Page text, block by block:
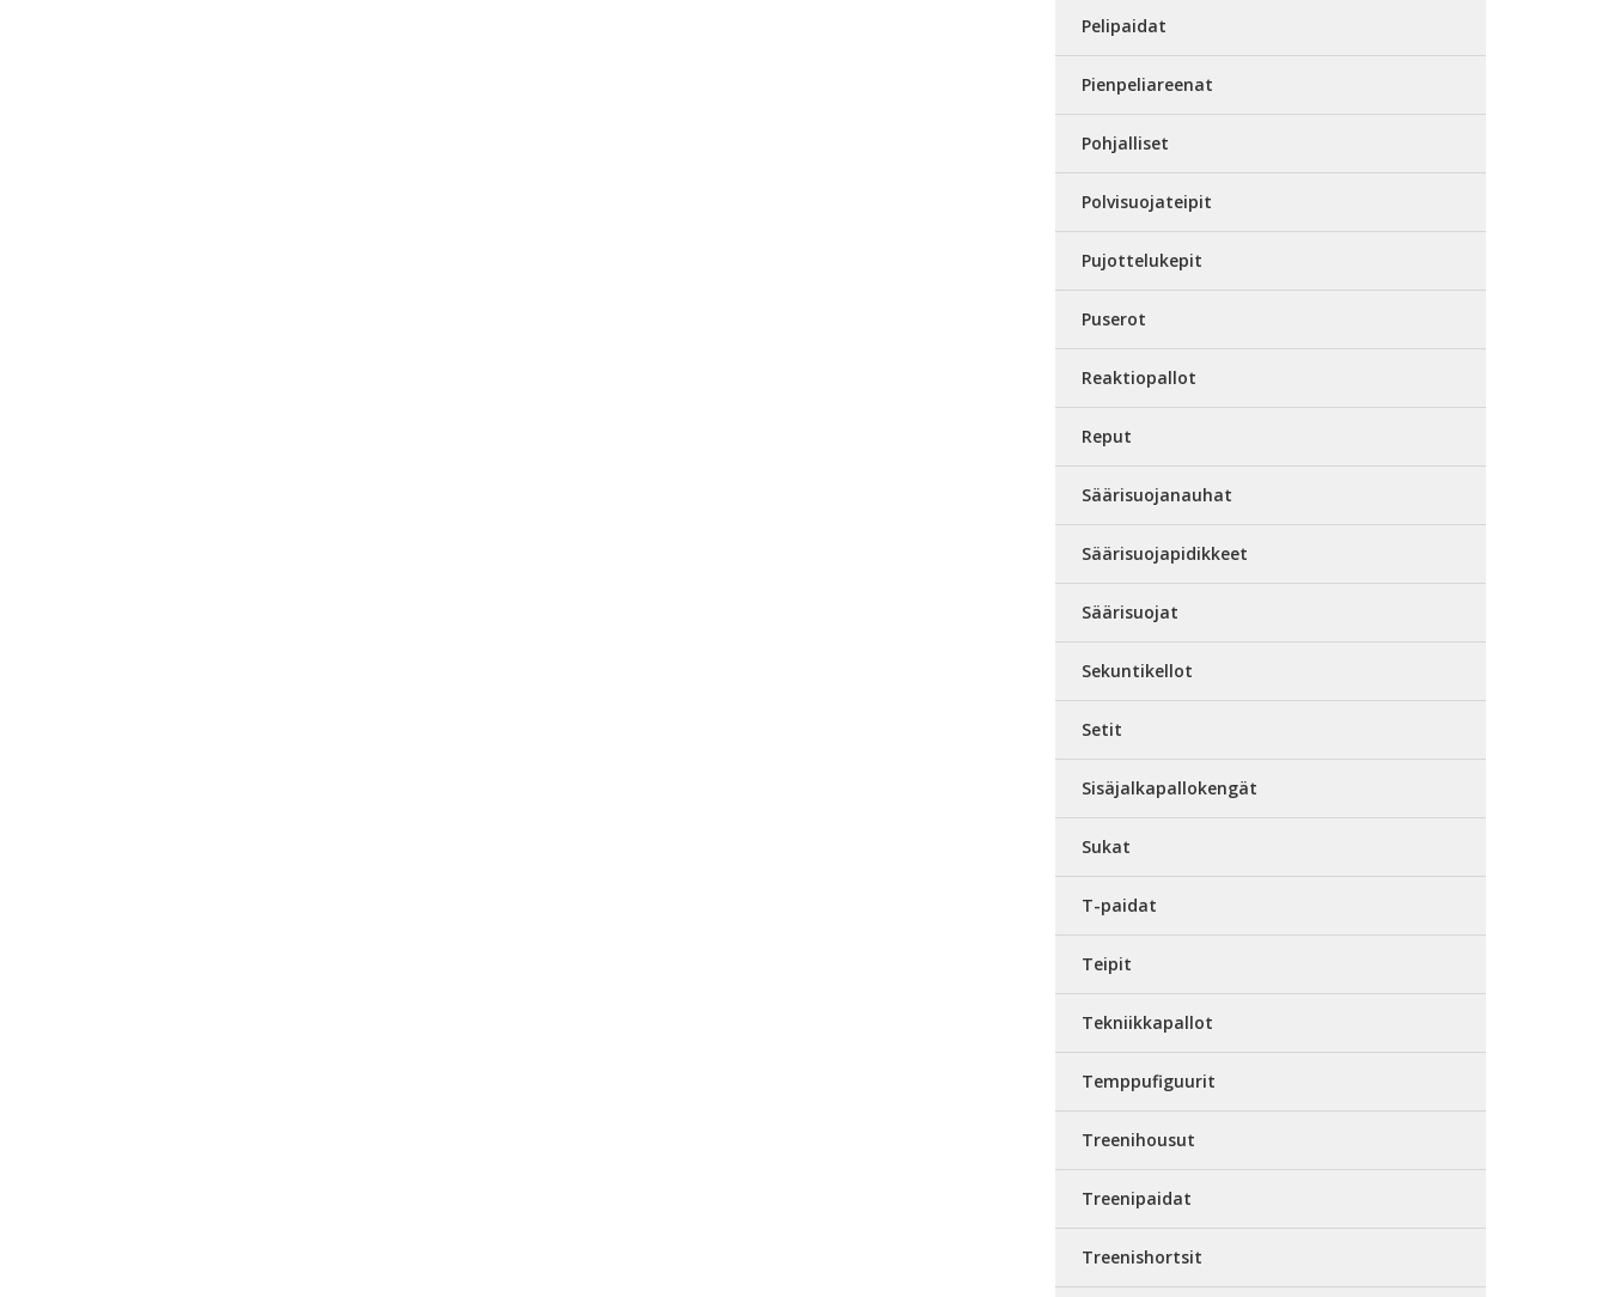
Pelipaidat
Pienpeliareenat
Pohjalliset
Polvisuojateipit
Pujottelukepit
Puserot
Reaktiopallot
Reput
Säärisuojanauhat
Säärisuojapidikkeet
Säärisuojat
Sekuntikellot
Setit
Sisäjalkapallokengät
Sukat
T-paidat
Teipit
Tekniikkapallot
Temppufiguurit
Treenihousut
Treenipaidat
Treenishortsit